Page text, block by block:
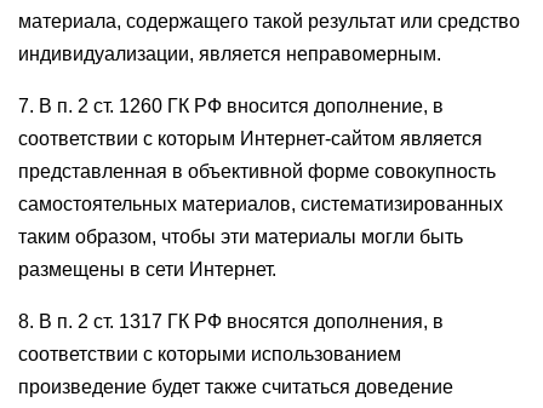
материала, содержащего такой результат или средство
индивидуализации, является неправомерным.
7. В п. 2 ст. 1260 ГК РФ вносится дополнение, в
соответствии с которым Интернет-сайтом является
представленная в объективной форме совокупность
самостоятельных материалов, систематизированных
таким образом, чтобы эти материалы могли быть
размещены в сети Интернет.
8. В п. 2 ст. 1317 ГК РФ вносятся дополнения, в
соответствии с которыми использованием
произведение будет также считаться доведение